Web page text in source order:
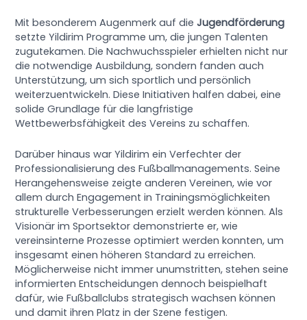
Mit besonderem Augenmerk auf dieJugendförderung
setzte Yildirim Programme um, die jungen Talenten
zugutekamen. Die Nachwuchsspieler erhielten nicht nur
die notwendige Ausbildung, sondern fanden auch
Unterstützung, um sich sportlich und persönlich
weiterzuentwickeln. Diese Initiativen halfen dabei, eine
solide Grundlage für die langfristige
Wettbewerbsfähigkeit des Vereins zu schaffen.
Darüber hinaus war Yildirim ein Verfechter der
Professionalisierung des Fußballmanagements. Seine
Herangehensweise zeigte anderen Vereinen, wie vor
allem durch Engagement in Trainingsmöglichkeiten
strukturelle Verbesserungen erzielt werden können. Als
Visionär im Sportsektor demonstrierte er, wie
vereinsinterne Prozesse optimiert werden konnten, um
insgesamt einen höheren Standard zu erreichen.
Möglicherweise nicht immer unumstritten, stehen seine
informierten Entscheidungen dennoch beispielhaft
dafür, wie Fußballclubs strategisch wachsen können
und damit ihren Platz in der Szene festigen.